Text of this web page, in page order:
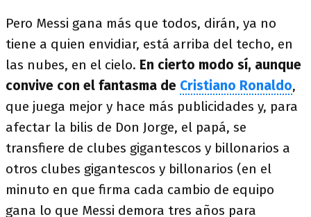
Pero Messi gana más que todos, dirán, ya no
tiene a quien envidiar, está arriba del techo, en
las nubes, en el cielo. En cierto modo sí, aunque
convive con el fantasma de Cristiano Ronaldo,
que juega mejor y hace más publicidades y, para
afectar la bilis de Don Jorge, el papá, se
transfiere de clubes gigantescos y billonarios a
otros clubes gigantescos y billonarios (en el
minuto en que firma cada cambio de equipo
gana lo que Messi demora tres años para